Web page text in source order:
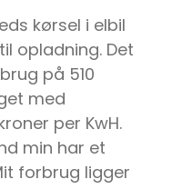
kørsel i elbil
opladning. Det
på 510
med
per KwH.
min har et
forbrug ligger